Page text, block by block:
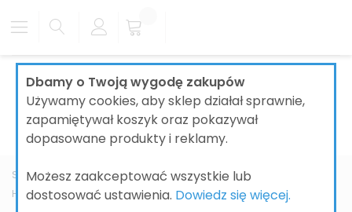
Dbamy o Twoją wygodę zakupów
Używamy cookies, aby sklep działał sprawnie,
zapamiętywał koszyk oraz pokazywał
dopasowane produkty i reklamy.
Możesz zaakceptować wszystkie lub
dostosować ustawienia. Dowiedz się więcej.
Strona główna ŁAZIENKI
BATERIE ŁAZIENKOWE
HANSGROHE
Vivenis Bateria bidetowa